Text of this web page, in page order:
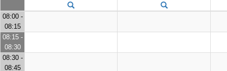
08:00 -
08:15
08:15 -
08:30
08:30 -
08:45